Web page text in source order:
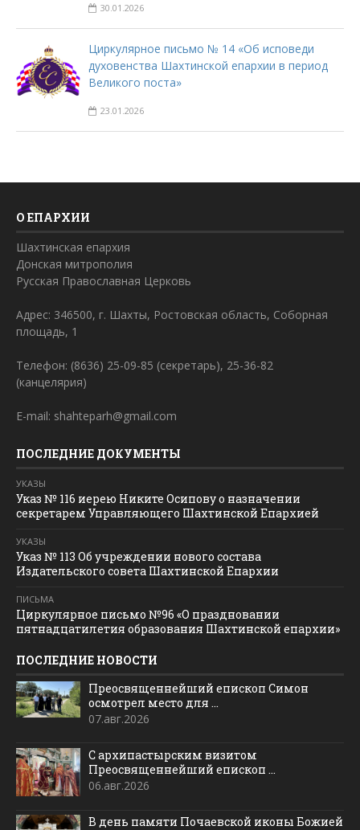
30.01.2026
Циркулярное письмо № 14 «Об исповеди
духовенства Шахтинской епархии в период
Великого поста»
23.01.2026
О ЕПАРХИИ
Шахтинская епархия
Донская митрополия
Русская Православная Церковь
Адрес: 346500, г. Шахты, Ростовская область, Соборная
площадь, 1
Телефон: (8636) 25-09-85 (секретарь), 25-36-82
(канцелярия)
E-mail: shahteparh@gmail.com
ПОСЛЕДНИЕ ДОКУМЕНТЫ
УКАЗЫ
Указ № 116 иерею Никите Осипову о назначении
секретарем Управляющего Шахтинской Епархией
УКАЗЫ
Указ № 113 Об учреждении нового состава
Издательского совета Шахтинской Епархии
ПИСЬМА
Циркулярное письмо №96 «О праздновании
пятнадцатилетия образования Шахтинской епархии»
ПОСЛЕДНИЕ НОВОСТИ
Преосвященнейший епископ Симон
осмотрел место для ...
07.авг.2026
С архипастырским визитом
Преосвященнейший епископ ...
06.авг.2026
В день памяти Почаевской иконы Божией